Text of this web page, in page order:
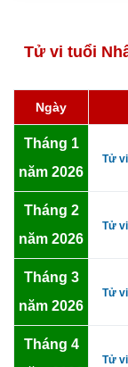
Tử vi tuổi
Ngày
Tháng 1
năm 2026
Tử
Tháng 2
năm 2026
Tử
Tháng 3
năm 2026
Tử
Tháng 4
Tử